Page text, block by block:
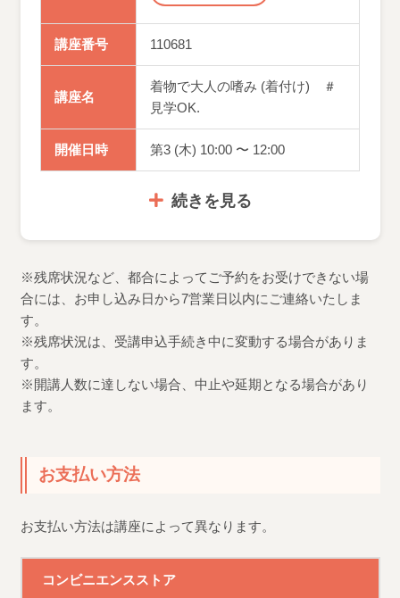
講座番号 110681
講座名
着物で大人の嗜み (着付け) ＃
見学OK.
開催日時 第3 (木) 10:00 〜 12:00
続きを見る
※残席状況など、都合によってご予約をお受けできない場
合には、お申し込み日から7営業日以内にご連絡いたしま
す。
※残席状況は、受講申込手続き中に変動する場合がありま
す。
※開講人数に達しない場合、中止や延期となる場合があり
ます。
お支払い方法
お支払い方法は講座によって異なります。
コンビニエンスストア